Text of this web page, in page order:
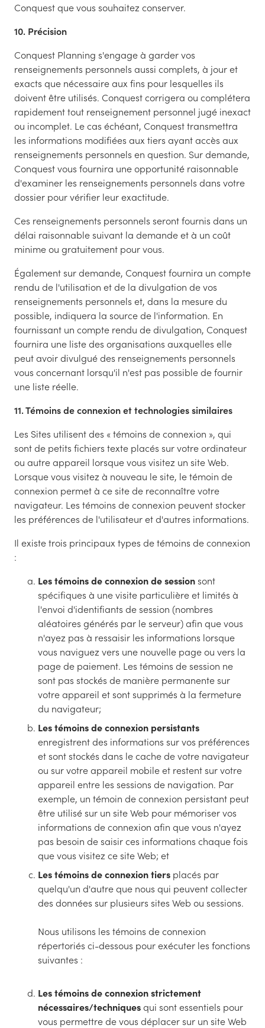
Conquest que vous souhaitez conserver.
10. Précision
Conquest Planning s'engage à garder vos
renseignements personnels aussi complets, à jour et
exacts que nécessaire aux fins pour lesquelles ils
doivent être utilisés. Conquest corrigera ou complétera
rapidement tout renseignement personnel jugé inexact
ou incomplet. Le cas échéant, Conquest transmettra
les informations modifiées aux tiers ayant accès aux
renseignements personnels en question. Sur demande,
Conquest vous fournira une opportunité raisonnable
d'examiner les renseignements personnels dans votre
dossier pour vérifier leur exactitude.
Ces renseignements personnels seront fournis dans un
délai raisonnable suivant la demande et à un coût
minime ou gratuitement pour vous.
Également sur demande, Conquest fournira un compte
rendu de l'utilisation et de la divulgation de vos
renseignements personnels et, dans la mesure du
possible, indiquera la source de l'information. En
fournissant un compte rendu de divulgation, Conquest
fournira une liste des organisations auxquelles elle
peut avoir divulgué des renseignements personnels
vous concernant lorsqu'il n'est pas possible de fournir
une liste réelle.
11. Témoins de connexion et technologies similaires
Les Sites utilisent des « témoins de connexion », qui
sont de petits fichiers texte placés sur votre ordinateur
ou autre appareil lorsque vous visitez un site Web.
Lorsque vous visitez à nouveau le site, le témoin de
connexion permet à ce site de reconnaître votre
navigateur. Les témoins de connexion peuvent stocker
les préférences de l'utilisateur et d'autres informations.
Il existe trois principaux types de témoins de connexion
:
Les témoins de connexion de sessionsont
spécifiques à une visite particulière et limités à
l'envoi d'identifiants de session (nombres
aléatoires générés par le serveur) afin que vous
n'ayez pas à ressaisir les informations lorsque
vous naviguez vers une nouvelle page ou vers la
page de paiement. Les témoins de session ne
sont pas stockés de manière permanente sur
votre appareil et sont supprimés à la fermeture
du navigateur;
Les témoins de connexion persistants
enregistrent des informations sur vos préférences
et sont stockés dans le cache de votre navigateur
ou sur votre appareil mobile et restent sur votre
appareil entre les sessions de navigation. Par
exemple, un témoin de connexion persistant peut
être utilisé sur un site Web pour mémoriser vos
informations de connexion afin que vous n'ayez
pas besoin de saisir ces informations chaque fois
que vous visitez ce site Web; et
Les témoins de connexion tiers placés par
quelqu'un d'autre que nous qui peuvent collecter
des données sur plusieurs sites Web ou sessions.
Nous utilisons les témoins de connexion
répertoriés ci-dessous pour exécuter les fonctions
suivantes :
Les témoins de connexion strictement
nécessaires/techniquesqui sont essentiels pour
vous permettre de vous déplacer sur un site Web